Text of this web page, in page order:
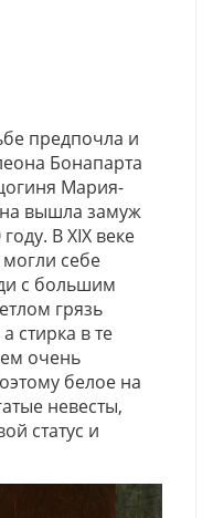
предпочла и
Бонапарта
Мария-
вышла замуж
В XIX веке
себе
с большим
грязь
стирка в те
очень
белое на
невесты,
статус и